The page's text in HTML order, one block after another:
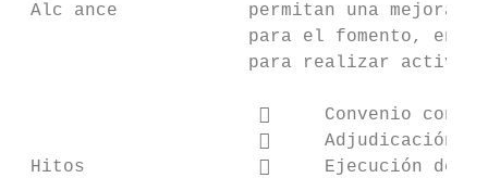
Alc ance            permitan una mejora
para el fomento, en
para realizar
     Convenio con
     Adjudicación
Hitos                     Ejecución de